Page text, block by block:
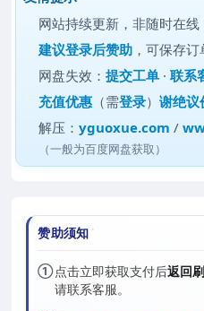
网站持续更新，非随时在线
建议登录后赞助 ，可保存
网盘失效：提交工单 ·联系
充值优惠 （需登录）谢绝议
解压：yguoxue.com /
（一般为百度网盘获取）
赞助须知
①点击立即获取支付后返回
请联系客服。